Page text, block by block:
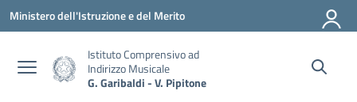
Vai ai contenuti
Vai al menu di navigazione
Vai al footer
Ministero dell'Istruzione e del Merito
Istituto Comprensivo ad
Indirizzo Musicale
G. Garibaldi - V. Pipitone